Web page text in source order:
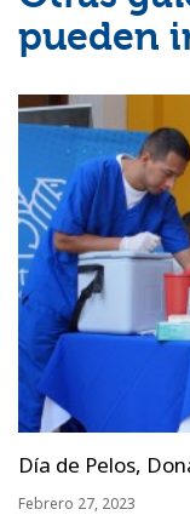
pueden
Día de Pelos,
Febrero 27, 2023